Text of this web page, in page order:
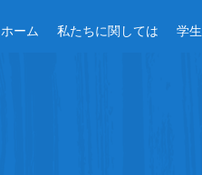
ホーム 私たちに関しては 学生